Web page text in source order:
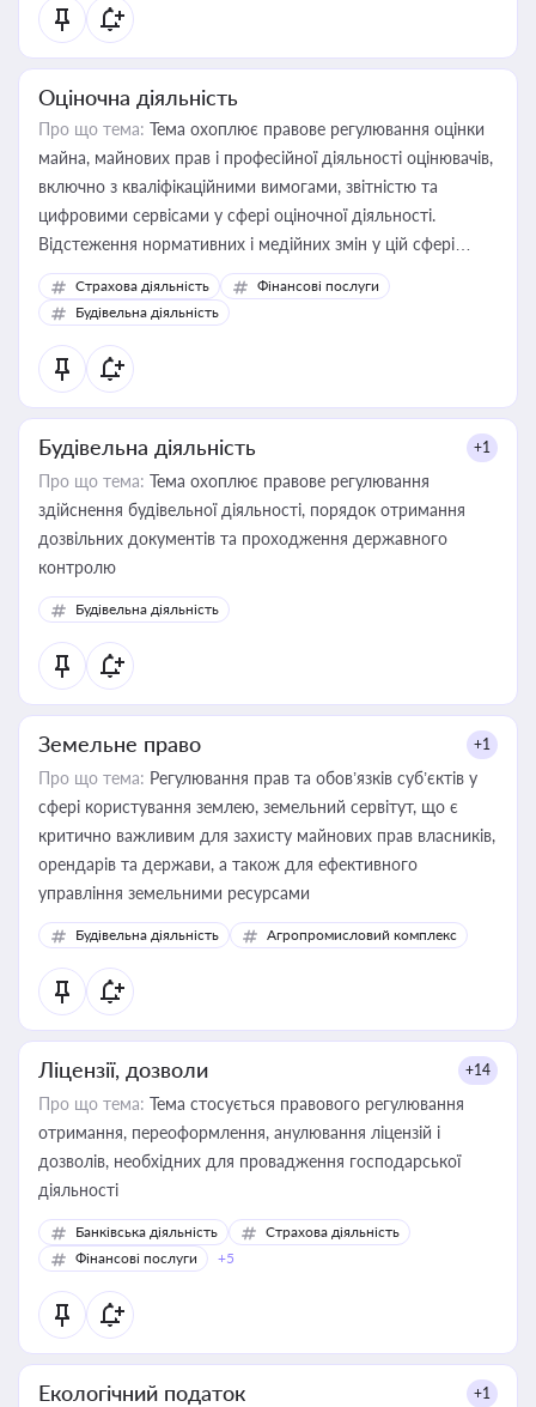
Оціночна діяльність
Про що тема: Тема охоплює правове регулювання оцінки
майна, майнових прав і професійної діяльності оцінювачів,
включно з кваліфікаційними вимогами, звітністю та
цифровими сервісами у сфері оціночної діяльності.
Відстеження нормативних і медійних змін у цій сфері
корисне для власника бізнесу, керівника, юриста або
бухгалтера під час оподаткування, приватизації, оренди
державного майна, корпоративних угод і перевірки
статусу суб'єктів оціночної діяльності
Страхова діяльність
Фінансові послуги
Будівельна діяльність
Будівельна діяльність +1
Про що тема: Тема охоплює правове регулювання
здійснення будівельної діяльності, порядок отримання
дозвільних документів та проходження державного
контролю
Будівельна діяльність
Земельне право +1
Про що тема: Регулювання прав та обов’язків суб’єктів у
сфері користування землею, земельний сервітут, що є
критично важливим для захисту майнових прав власників,
орендарів та держави, а також для ефективного
управління земельними ресурсами
Будівельна діяльність Агропромисловий комплекс
Ліцензії, дозволи +14
Про що тема: Тема стосується правового регулювання
отримання, переоформлення, анулювання ліцензій і
дозволів, необхідних для провадження господарської
діяльності
Банківська діяльність
Страхова діяльність
Фінансові послуги
+5
Екологічний податок +1